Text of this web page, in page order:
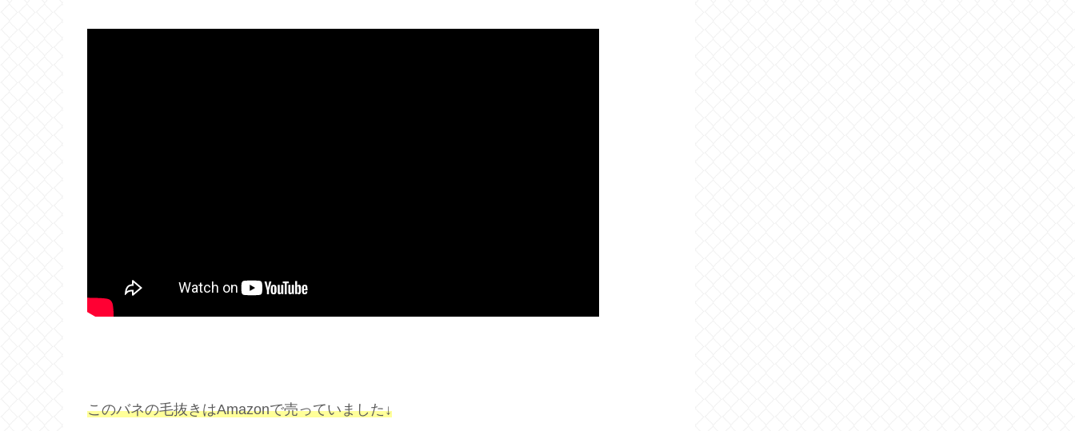
このバネの毛抜きはAmazonで売っていました↓